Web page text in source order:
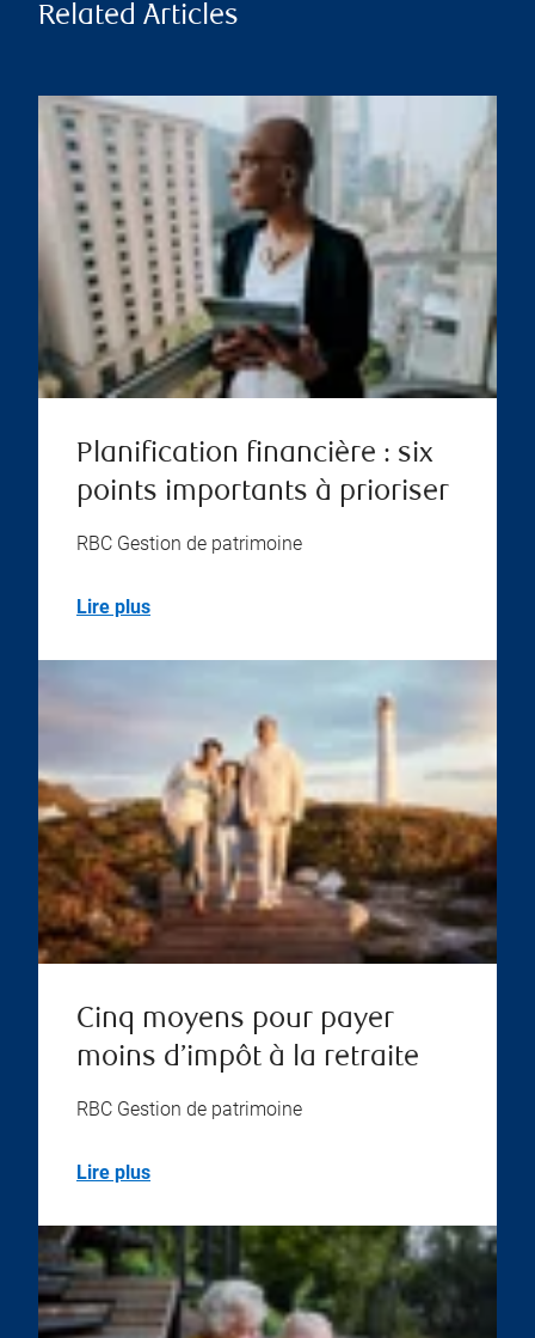
Related Articles
Planification financière : six
points importants à prioriser
RBC Gestion de patrimoine
Lire plus
Cinq moyens pour payer
moins d’impôt à la retraite
RBC Gestion de patrimoine
Lire plus